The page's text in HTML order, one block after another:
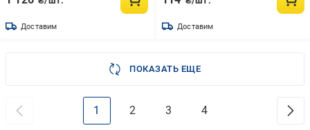
Доставим Доставим
ПОКАЗАТЬ ЕЩЕ
1 2 3 4